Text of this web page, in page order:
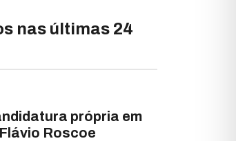
nas últimas 24
própria em
Roscoe